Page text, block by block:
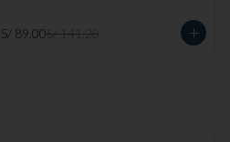
S/ 89.00S/ 141.20